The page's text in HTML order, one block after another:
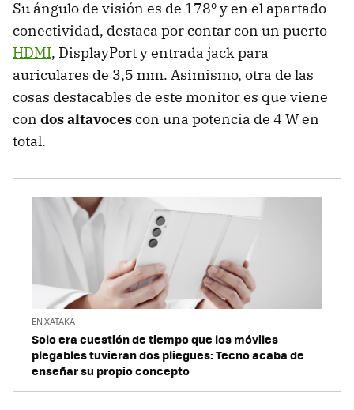
Su ángulo de visión es de 178º y en el apartado
conectividad, destaca por contar con un puerto
HDMI, DisplayPort y entrada jack para
auriculares de 3,5 mm. Asimismo, otra de las
cosas destacables de este monitor es que viene
con dos altavocescon una potencia de 4 W en
total.
EN XATAKA
Solo era cuestión de tiempo que los móviles
plegables tuvieran dos pliegues: Tecno acaba de
enseñar su propio concepto